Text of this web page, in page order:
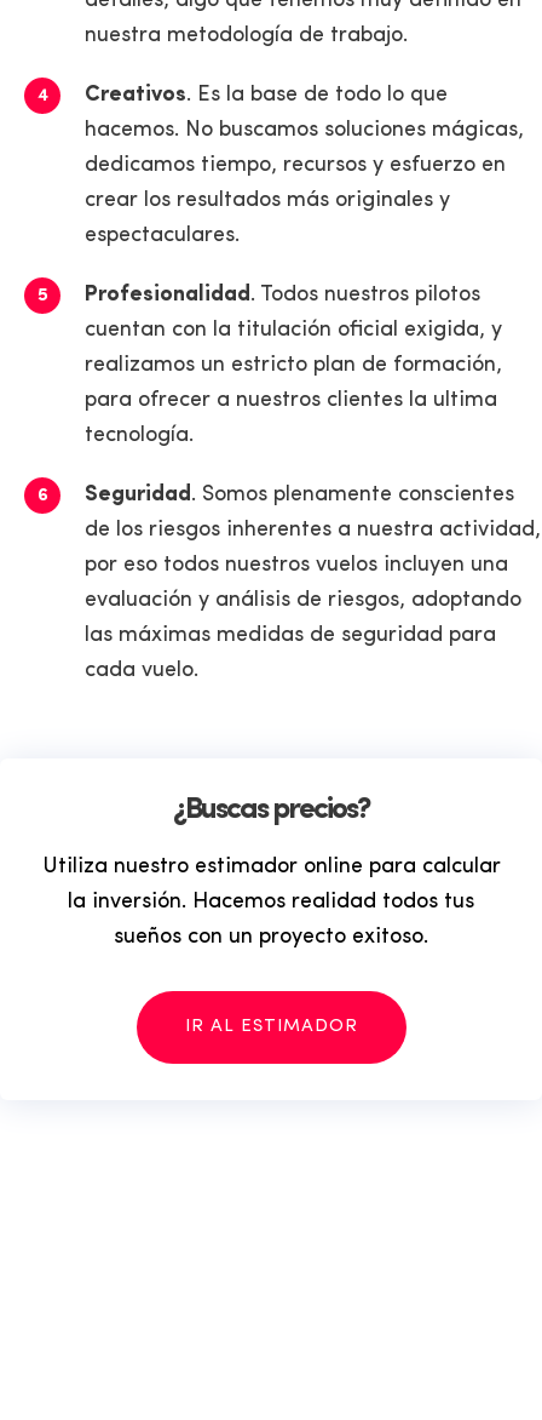
nuestra metodología de trabajo.
Creativos. Es la base de todo lo que
hacemos. No buscamos soluciones mágicas,
dedicamos tiempo, recursos y esfuerzo en
crear los resultados más originales y
espectaculares.
Profesionalidad. Todos nuestros pilotos
cuentan con la titulación oficial exigida, y
realizamos un estricto plan de formación,
para ofrecer a nuestros clientes la ultima
tecnología.
Seguridad. Somos plenamente conscientes
de los riesgos inherentes a nuestra actividad,
por eso todos nuestros vuelos incluyen una
evaluación y análisis de riesgos, adoptando
las máximas medidas de seguridad para
cada vuelo.
¿Buscas precios?
Utiliza nuestro estimador online para calcular
la inversión. Hacemos realidad todos tus
sueños con un proyecto exitoso.
IR AL ESTIMADOR